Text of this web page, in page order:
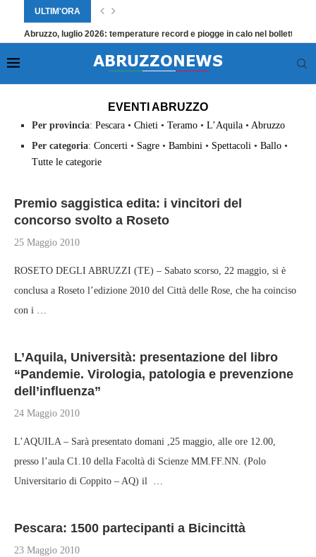
ULTIM'ORA
Abruzzo, luglio 2026: temperature record e piogge in calo nel bollettino
Home Eventi Abruzzo»Pagina 3272
EVENTI ABRUZZO
Per provincia: Pescara • Chieti • Teramo • L’Aquila • Abruzzo
Per categoria: Concerti • Sagre • Bambini • Spettacoli • Ballo •
Tutte le categorie
Premio saggistica edita: i vincitori del
concorso svolto a Roseto
25 Maggio 2010
ROSETO DEGLI ABRUZZI (TE) – Sabato scorso, 22 maggio, si è
conclusa a Roseto l’edizione 2010 del Città delle Rose, che ha coinciso
con i …
L’Aquila, Università: presentazione del libro
“Pandemie. Virologia, patologia e prevenzione
dell’influenza”
24 Maggio 2010
L’AQUILA – Sarà presentato domani ,25 maggio, alle ore 12.00,
presso l’aula C1.10 della Facoltà di Scienze MM.FF.NN. (Polo
Universitario di Coppito – AQ) il …
Pescara: 1500 partecipanti a Bicincittà
23 Maggio 2010